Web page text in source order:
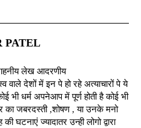
PATEL
लेख आदरणीय
देशों में इन पे हो रहे अत्याचारों पे ये
भी धर्म अपनेआप में पूर्ण होती है कोई भी
का जबरदस्ती ,शोषण , या उनके मनो
ज्यादातर उन्ही लोगो द्वारा